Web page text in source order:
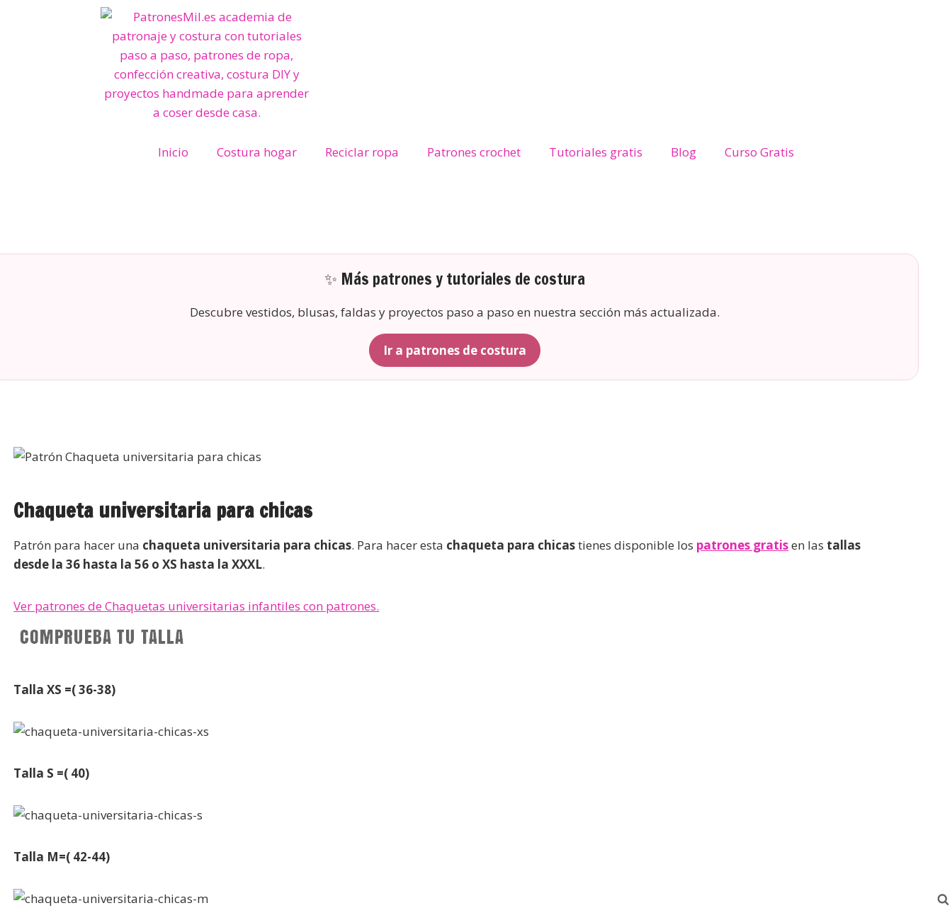
Inicio Costura hogar Reciclar ropa Patrones crochet Tutoriales gratis Blog Curso Gratis
✨ Más patrones y tutoriales de costura
Descubre vestidos, blusas, faldas y proyectos paso a paso en nuestra sección más actualizada.
Ir a patrones de costura
Chaqueta universitaria para chicas
Patrón para hacer una chaqueta universitaria para chicas. Para hacer esta chaqueta para chicastienes disponible los patrones gratisen las tallas
desde la 36 hasta la 56 o XS hasta la XXXL.
Ver patrones de Chaquetas universitarias infantiles con patrones.
Talla XS =( 36-38)
Talla S =( 40)
Talla M=( 42-44)